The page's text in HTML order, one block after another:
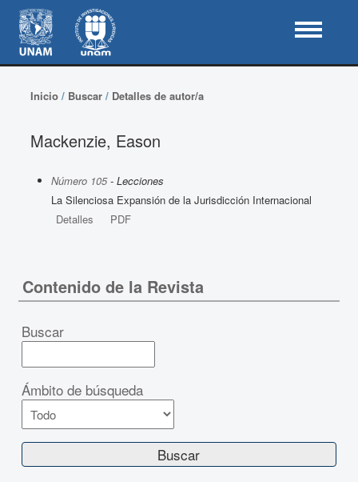
Inicio/ Buscar/ Detalles de autor/a
Mackenzie, Eason
Número 105- Lecciones
La Silenciosa Expansión de la Jurisdicción Internacional
Detalles
PDF
Contenido de la Revista
Buscar
Ámbito de búsqueda